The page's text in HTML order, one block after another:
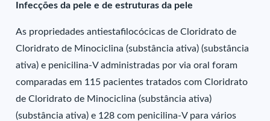
Infecções da pele e de estruturas da pele
As propriedades antiestafilocócicas de Cloridrato de
Cloridrato de Minociclina (substância ativa) (substância
ativa) e penicilina-V administradas por via oral foram
comparadas em 115 pacientes tratados com Cloridrato
de Cloridrato de Minociclina (substância ativa)
(substância ativa) e 128 com penicilina-V para vários